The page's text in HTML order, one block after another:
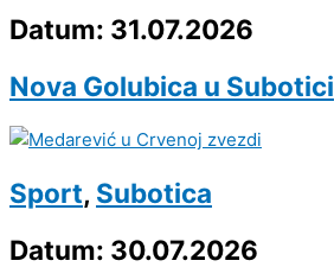
Datum: 31.07.2026
Nova Golubica u Subotici
Sport, Subotica
Datum: 30.07.2026